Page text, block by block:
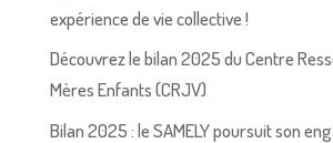
expérience de vie collective !
Découvrez le bilan 2025 du Centre
Mères Enfants (CRJV)
Bilan 2025 : le SAMELY poursuit son